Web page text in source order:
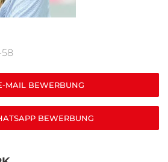
58
MAIL BEWERBUNG
BEWERBUNG